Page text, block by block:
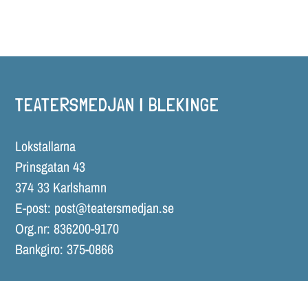
TEATERSMEDJAN I BLEKINGE
Lokstallarna
Prinsgatan 43
374 33 Karlshamn
E-post: post@teatersmedjan.se
Org.nr: 836200-9170
Bankgiro: 375-0866